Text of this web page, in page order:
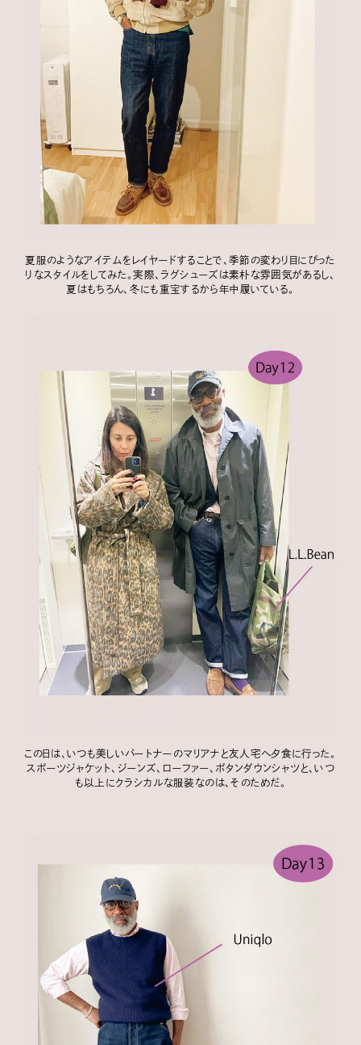
夏服のようなアイテムをレイヤードすることで、季節の変わり目にぴった
りなスタイルをしてみた。実際、ラグシューズは素朴な雰囲気があるし、
夏はもちろん、冬にも重宝するから年中履いている。
この日は、いつも美しいパートナーのマリアナと友人宅へ夕食に行った。
スポーツジャケット、ジーンズ、ローファー、ボタンダウンシャツと、いつ
も以上にクラシカルな服装なのは、そのためだ。